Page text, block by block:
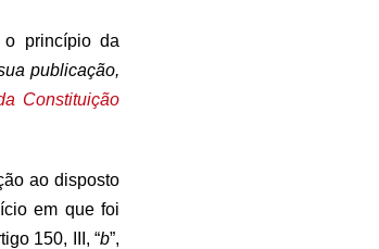
o princípio da
publicação,
Constituição
ao disposto
em que foi
150, III, “b”,